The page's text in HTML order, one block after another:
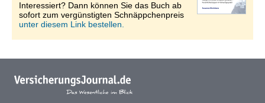
Interessiert? Dann können Sie das Buch ab
sofort zum vergünstigten Schnäppchenpreis
unter diesem Link bestellen.